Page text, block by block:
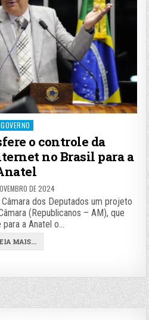
Posted
GOVERNO
o controle da
no Brasil para a
DE 2024
dos Deputados um projeto
(Republicanos – AM), que
a Anatel o…
MAIS...